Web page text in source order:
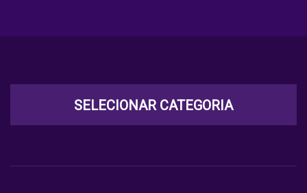
SELECIONAR CATEGORIA